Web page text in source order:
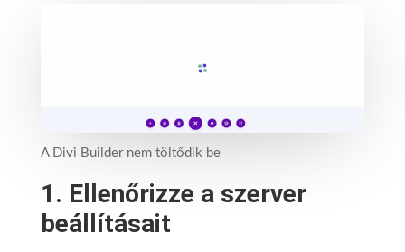
A Divi Builder nem töltődik be
1. Ellenőrizze a szerver
beállításait